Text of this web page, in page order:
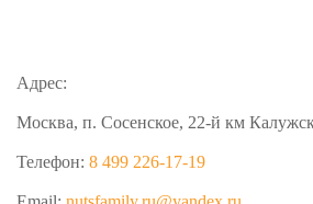
Адрес:
Москва, п. Сосенское, 22-й км
Телефон: 8 499 226-17-19